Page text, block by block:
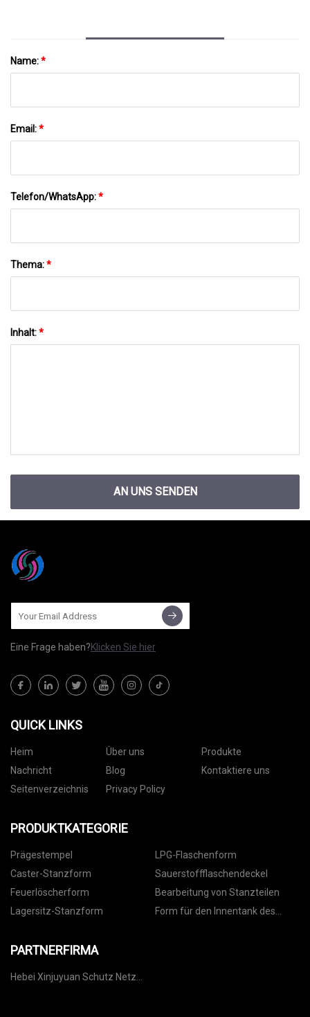
Name:*
Email:*
Telefon/WhatsApp:*
Thema:*
Inhalt:*
AN UNS SENDEN
Eine Frage haben?Klicken Sie hier
QUICK LINKS
Heim Über uns
Produkte
Nachricht
Blog
Kontaktiere uns
Seitenverzeichnis
Privacy Policy
PRODUKTKATEGORIE
Prägestempel
LPG-Flaschenform
Caster-Stanzform
Sauerstoffflaschendeckel
Feuerlöscherform
Bearbeitung von Stanzteilen
Lagersitz-Stanzform
Form für den Innentank des
PARTNERFIRMA
Hebei Xinjuyuan Schutz Netz